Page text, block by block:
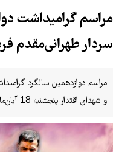
مراسم گرامیداشت
سردار طهرانی‌مقدم
مراسم دوازدهمین سالگرد
و شهدای اقتدار پنجشنبه 18 آبان‌ماه برگزار می‌شود.